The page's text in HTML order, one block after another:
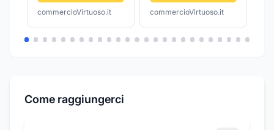
commercioVirtuoso.it commercioVirtuoso.it
Come raggiungerci